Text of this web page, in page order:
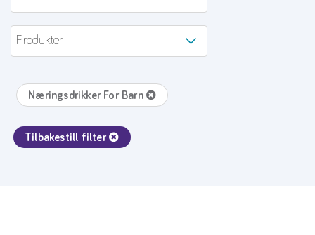
Produkter
Næringsdrikker For Barn
Tilbakestill filter